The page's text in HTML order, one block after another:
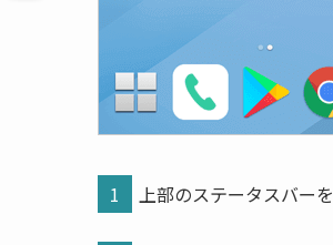
1 上部のステータスバーを